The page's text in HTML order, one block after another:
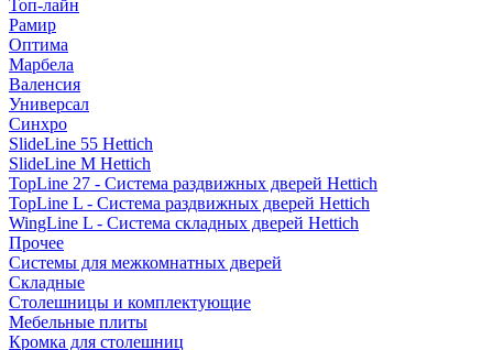
Топ-лайн
Рамир
Оптима
Марбела
Валенсия
Универсал
Синхро
SlideLine 55 Hettich
SlideLine M Hettich
TopLine 27 - Система раздвижных дверей Hettich
TopLine L - Система раздвижных дверей Hettich
WingLine L - Система складных дверей Hettich
Прочее
Системы для межкомнатных дверей
Складные
Столешницы и комплектующие
Мебельные плиты
Кромка для столешниц